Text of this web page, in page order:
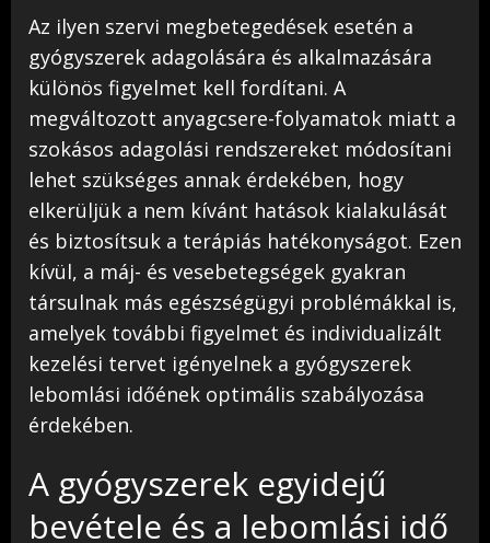
Az ilyen szervi megbetegedések esetén a
gyógyszerek adagolására és alkalmazására
különös figyelmet kell fordítani. A
megváltozott anyagcsere-folyamatok miatt a
szokásos adagolási rendszereket módosítani
lehet szükséges annak érdekében, hogy
elkerüljük a nem kívánt hatások kialakulását
és biztosítsuk a terápiás hatékonyságot. Ezen
kívül, a máj- és vesebetegségek gyakran
társulnak más egészségügyi problémákkal is,
amelyek további figyelmet és individualizált
kezelési tervet igényelnek a gyógyszerek
lebomlási időének optimális szabályozása
érdekében.
A gyógyszerek egyidejű
bevétele és a lebomlási idő